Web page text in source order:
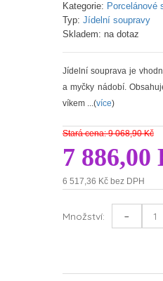
Kategorie: Porcelánové
Typ: Jídelní soupravy
Skladem: na dotaz
Jídelní souprava je
a myčky nádobí.
víkem ...(více)
Stará cena: 9 068,90 Kč
7 886,00
6 517,36 Kč bez DPH
Množství: -